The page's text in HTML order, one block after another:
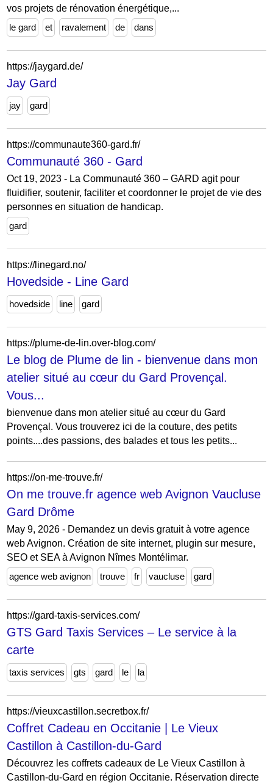
vos projets de rénovation énergétique,...
le gard
et ravalement de dans
https://jaygard.de/
Jay Gard
jay gard
https://communaute360-gard.fr/
Communauté 360 - Gard
Oct 19, 2023 - La Communauté 360 – GARD agit pour
fluidifier, soutenir, faciliter et coordonner le projet de vie des
personnes en situation de handicap.
gard
https://linegard.no/
Hovedside - Line Gard
hovedside line gard
https://plume-de-lin.over-blog.com/
Le blog de Plume de lin - bienvenue dans mon
atelier situé au cœur du Gard Provençal.
Vous...
bienvenue dans mon atelier situé au cœur du Gard
Provençal. Vous trouverez ici de la couture, des petits
points....des passions, des balades et tous les petits...
https://on-me-trouve.fr/
On me trouve.fr agence web Avignon Vaucluse
Gard Drôme
May 9, 2026 - Demandez un devis gratuit à votre agence
web Avignon. Création de site internet, plugin sur mesure,
SEO et SEA à Avignon Nîmes Montélimar.
agence web avignon
trouve fr vaucluse gard
https://gard-taxis-services.com/
GTS Gard Taxis Services – Le service à la
carte
taxis services gts gard le la
https://vieuxcastillon.secretbox.fr/
Coffret Cadeau en Occitanie | Le Vieux
Castillon à Castillon-du-Gard
Découvrez les coffrets cadeaux de Le Vieux Castillon à
Castillon-du-Gard en région Occitanie. Réservation directe